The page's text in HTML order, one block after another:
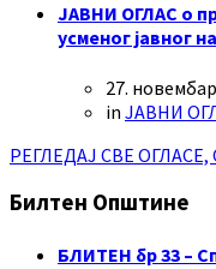
ЈАВНИ ОГЛАС о
усменог јавног
27.
in ЈАВНИ
РЕГЛЕДАЈ СВЕ
Билтен Општине
БЛИТЕН бр 33 –